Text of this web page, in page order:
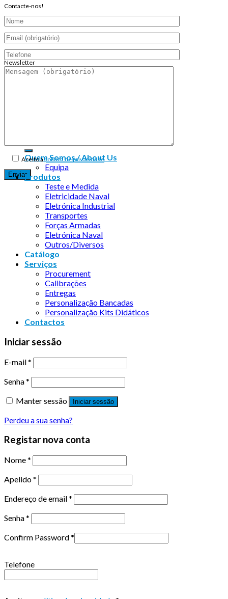
Contacte-nos!
Aceito apolítica de privacidade
Newsletter
Endereço de email:
Quem Somos / About Us
Equipa
Produtos
Teste e Medida
Eletricidade Naval
Eletrónica Industrial
Transportes
Forças Armadas
Eletrónica Naval
Outros/Diversos
Catálogo
Serviços
Procurement
Calibrações
Entregas
Personalização Bancadas
Personalização Kits Didáticos
Contactos
Iniciar sessão
E-mail*
Senha*
Manter sessão
Iniciar sessão
Perdeu a sua senha?
Registar nova conta
Nome*
Apelido*
Endereço de email*
Senha*
Confirm Password*
Telefone